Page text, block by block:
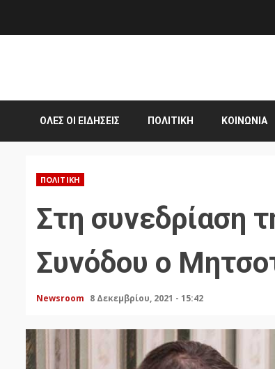
ΌΛΕΣ ΟΙ ΕΙΔΉΣΕΙΣ ΠΟΛΙΤΙΚΉ ΚΟΙΝΩΝΊΑ
ΠΟΛΙΤΙΚΉ
Στη συνεδρίαση
Συνόδου ο
Newsroom 8 Δεκεμβρίου, 2021 - 15:42